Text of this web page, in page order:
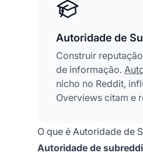
Autoridade de
Construir
de informação.
nicho no Reddit,
Overviews citam e
O que é Autoridade de
Autoridade de